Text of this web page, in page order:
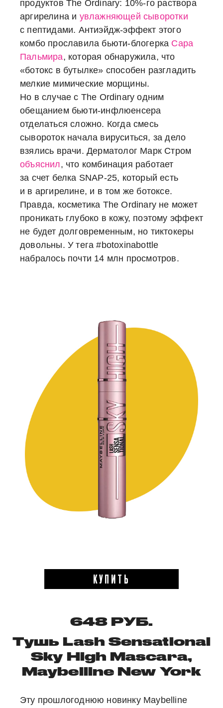
продуктов The Ordinary: 10%-го раствора
аргирелина и увлажняющей сыворотки
с пептидами. Антиэйдж-эффект этого
комбо прославила бьюти-блогерка Сара
Пальмира, которая обнаружила, что
«ботокс в бутылке» способен разгладить
мелкие мимические морщины.
Но в случае с The Ordinary одним
обещанием бьюти-инфлюенсера
отделаться сложно. Когда смесь
сывороток начала вируситься, за дело
взялись врачи. Дерматолог Марк Стром
объяснил, что комбинация работает
за счет белка SNAP-25, который есть
и в аргирелине, и в том же ботоксе.
Правда, косметика The Ordinary не может
проникать глубоко в кожу, поэтому эффект
не будет долговременным, но тиктокеры
довольны. У тега #botoxinabottle
набралось почти 14 млн просмотров.
КУПИТЬ
648 РУБ.
Тушь Lash Sensational
Sky High Mascara,
Maybelline New York
Эту прошлогоднюю новинку Maybelline